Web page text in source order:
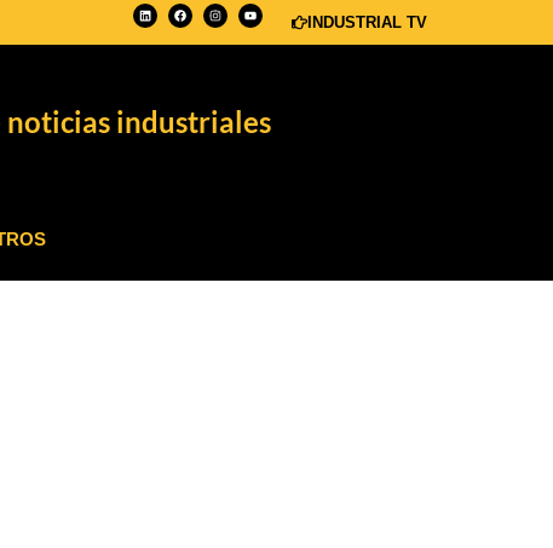
INDUSTRIAL TV
industriales